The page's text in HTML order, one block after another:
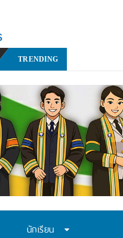
TRENDING
นักเรียน